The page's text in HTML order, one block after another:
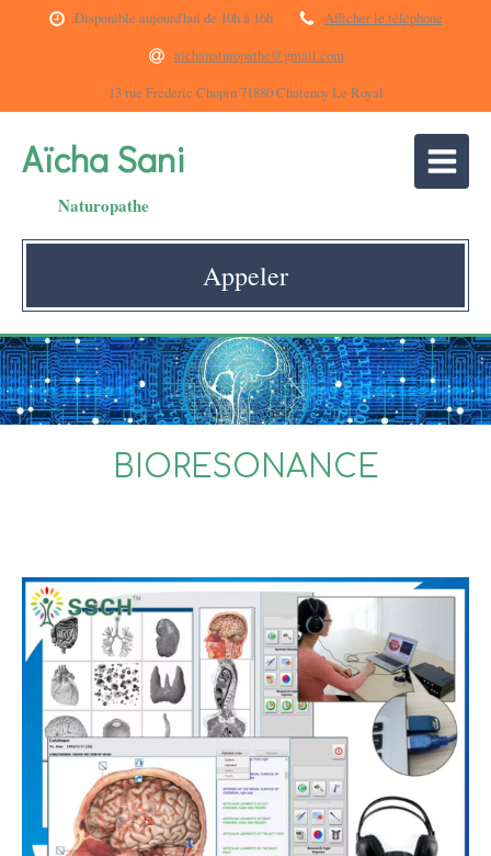
Disponible aujourd'hui de 10h à 16h
Afficher le téléphone
aichanaturopathe@gmail.com
13 rue Frederic Chopin 71880 Chatenoy Le Royal
Aïcha Sani
Naturopathe
Appeler
BIORESONANCE